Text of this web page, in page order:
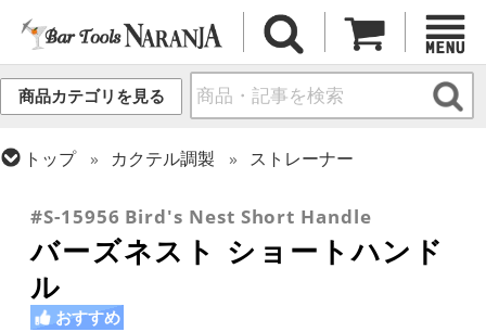
商品カテゴリを見る
トップ カクテル調製
ストレーナー
#S-15956 Bird's Nest Short Handle
バーズネスト ショートハンド
ル
おすすめ